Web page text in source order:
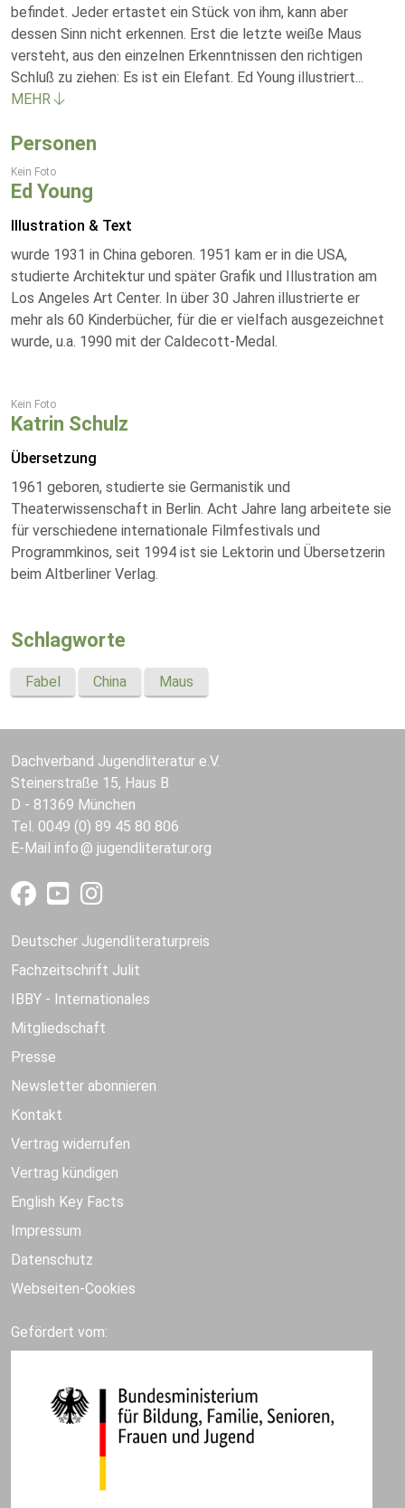
befindet. Jeder ertastet ein Stück von ihm, kann aber
dessen Sinn nicht erkennen. Erst die letzte weiße Maus
versteht, aus den einzelnen Erkenntnissen den richtigen
Schluß zu ziehen: Es ist ein Elefant. Ed Young illustriert...
MEHR
Personen
Kein Foto
Ed Young
Illustration & Text
wurde 1931 in China geboren. 1951 kam er in die USA,
studierte Architektur und später Grafik und Illustration am
Los Angeles Art Center. In über 30 Jahren illustrierte er
mehr als 60 Kinderbücher, für die er vielfach ausgezeichnet
wurde, u.a. 1990 mit der Caldecott-Medal.
Kein Foto
Katrin Schulz
Übersetzung
1961 geboren, studierte sie Germanistik und
Theaterwissenschaft in Berlin. Acht Jahre lang arbeitete sie
für verschiedene internationale Filmfestivals und
Programmkinos, seit 1994 ist sie Lektorin und Übersetzerin
beim Altberliner Verlag.
Schlagworte
Fabel China Maus
Dachverband Jugendliteratur e.V.
Steinerstraße 15, Haus B
D - 81369 München
Tel. 0049 (0) 89 45 80 806
E-Mail info jugendliteratur.org
Deutscher Jugendliteraturpreis
Fachzeitschrift Julit
IBBY - Internationales
Mitgliedschaft
Presse
Newsletter abonnieren
Kontakt
Vertrag widerrufen
Vertrag kündigen
English Key Facts
Impressum
Datenschutz
Webseiten-Cookies
Gefördert vom: